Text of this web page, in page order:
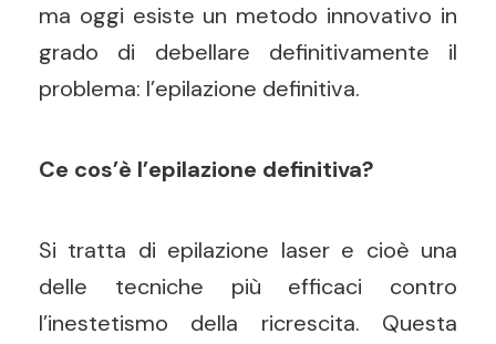
ma oggi esiste un metodo innovativo in
grado di debellare definitivamente il
problema: l’epilazione definitiva.
Ce cos’è l’epilazione definitiva?
Si tratta di epilazione laser e cioè una
delle tecniche più efficaci contro
l’inestetismo della ricrescita. Questa